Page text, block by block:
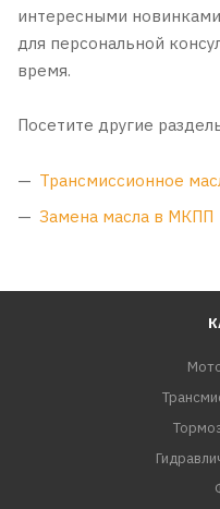
интересными
для персональной
время.
Посетите другие
Трансмиссионное
Замена масла в МКПП